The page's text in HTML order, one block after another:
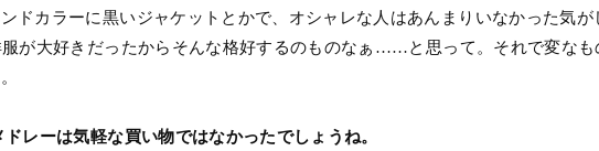
ドカラーに黒いジャケットとかで、オシャレな人はあんまりいなかった気が
が大好きだったからそんな格好するのものなぁ……と思って。それで変なも
レーは気軽な買い物ではなかったでしょうね。